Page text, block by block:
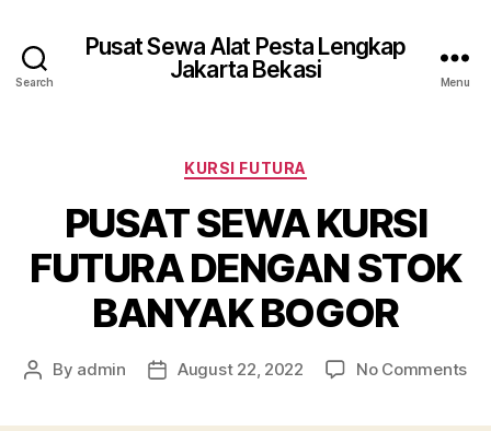
Search
Pusat Sewa Alat Pesta Lengkap
Jakarta Bekasi
Menu
Categories
KURSI FUTURA
PUSAT SEWA KURSI
FUTURA DENGAN STOK
BANYAK BOGOR
Post
By admin
PostAugust 22, 2022 No Commentson